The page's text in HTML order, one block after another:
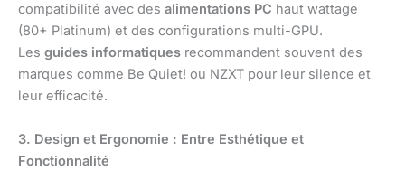
compatibilité avec des alimentations PC haut wattage
(80+ Platinum) et des configurations multi-GPU.
Les guides informatiques recommandent souvent des
marques comme Be Quiet! ou NZXT pour leur silence et
leur efficacité.
3. Design et Ergonomie : Entre Esthétique et
Fonctionnalité